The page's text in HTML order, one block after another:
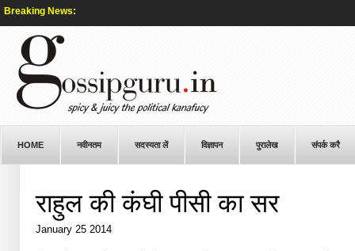
Breaking News:
HOME नवीनतम सदस्यता लें विज्ञापन पुरालेख संपर्क करै
राहुल की कंघी पीसी का सर
January 25 2014